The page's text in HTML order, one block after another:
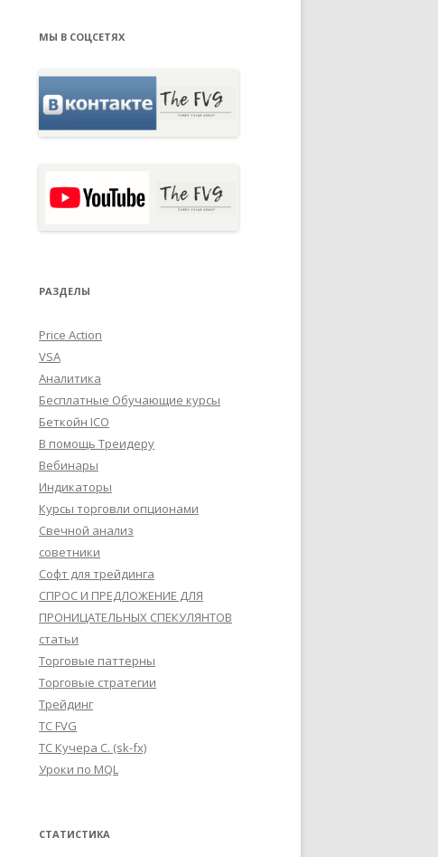
МЫ В СОЦСЕТЯХ
РАЗДЕЛЫ
Price Action
VSA
Аналитика
Бесплатные Обучающие курсы
Беткойн ICO
В помощь Треидеру
Вебинары
Индикаторы
Курсы торговли опционами
Свечной анализ
советники
Софт для трейдинга
СПРОС И ПРЕДЛОЖЕНИЕ ДЛЯ
ПРОНИЦАТЕЛЬНЫХ СПЕКУЛЯНТОВ
статьи
Торговые паттерны
Торговые стратегии
Трейдинг
ТС FVG
ТС Кучера С. (sk-fx)
Уроки по MQL
СТАТИСТИКА